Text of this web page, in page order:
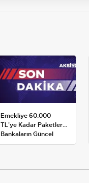
Emekliye 60.000
TL'ye Kadar Paketler:
Bankaların Güncel
Promosyon ve Ek